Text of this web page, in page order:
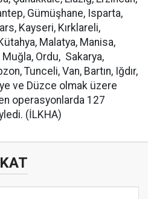
Gümüşhane, Isparta,
Kayseri, Kırklareli,
Malatya, Manisa,
Ordu, Sakarya,
Tunceli, Van, Bartın, Iğdır,
ve Düzce olmak üzere
operasyonlarda 127
(İLKHA)